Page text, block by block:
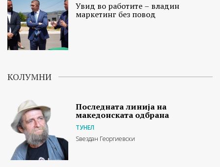
Увид во работите – владин
маркетинг без повод
КОЛУМНИ
Последната линија на
македонската одбрана
ТУНЕЛ
Ѕвездан Георгиевски